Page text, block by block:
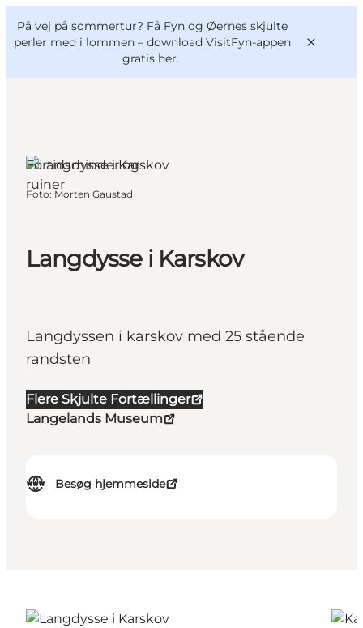
På vej på sommertur? Få Fyn og Øernes skjulte
perler med i lommen – download VisitFyn-appen
gratis her.
Oplevelser
Outdoor
Overnatning
Book lokale oplevelser
VisitFyn
Deutsch
Langdysse i Karskov
Langdyssen i karskov med 25 stående
randsten
Flere Skjulte Fortællinger
Langelands Museum
Besøg hjemmeside
Fortidsminder og
ruiner
Foto: Morten Gaustad